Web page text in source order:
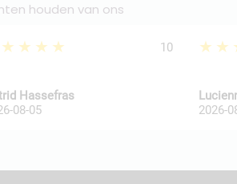
houden van ons
10
Hassefras
08-05
2026-